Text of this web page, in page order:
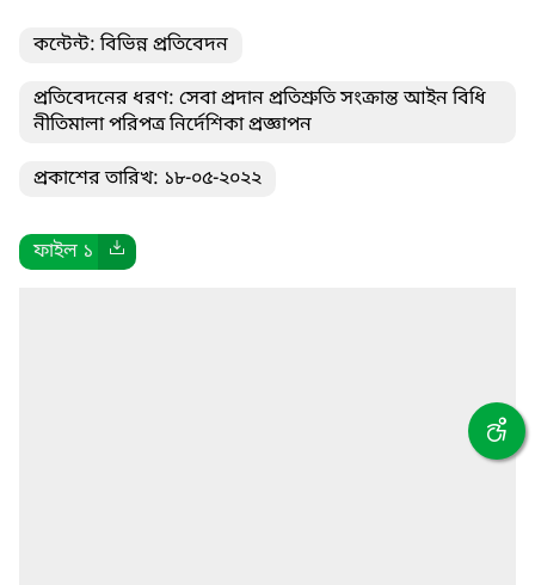
কন্টেন্ট: বিভিন্ন প্রতিবেদন
প্রতিবেদনের ধরণ: সেবা প্রদান প্রতিশ্রুতি সংক্রান্ত আইন বিধি
নীতিমালা পরিপত্র নির্দেশিকা প্রজ্ঞাপন
প্রকাশের তারিখ: ১৮-০৫-২০২২
ফাইল ১